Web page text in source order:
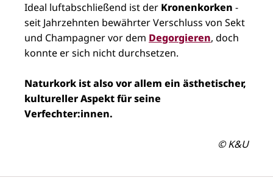
Ideal luftabschließend ist der Kronenkorken -
seit Jahrzehnten bewährter Verschluss von Sekt
und Champagner vor dem Degorgieren, doch
konnte er sich nicht durchsetzen.
Naturkork ist also vor allem ein ästhetischer,
kultureller Aspekt für seine
Verfechter:innen.
© K&U